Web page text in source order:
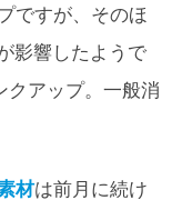
ですが、そのほ
影響したようで
クアップ。一般消
材は前月に続け